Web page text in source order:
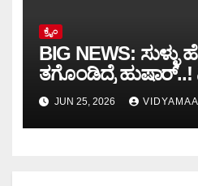
ಕ್ರೈಂ
BIG NEWS: ಸುಳ್ಳು
ತಗೊಂಡಿದ್ರೆ
ಬರುತ್ತೆ ಈ ಟೀಂ
JUN 25, 2026